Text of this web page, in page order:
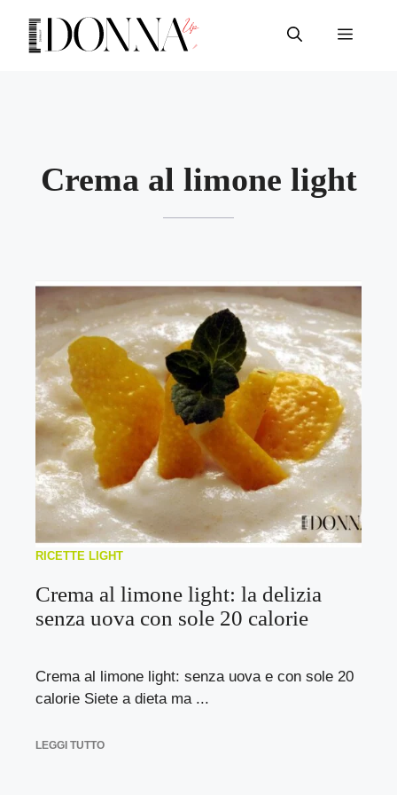
contenuto
Menu
Crema al limone light
RICETTE LIGHT
Crema al limone light: la delizia
senza uova con sole 20 calorie
Crema al limone light: senza uova e con sole 20
calorie Siete a dieta ma ...
LEGGI TUTTO